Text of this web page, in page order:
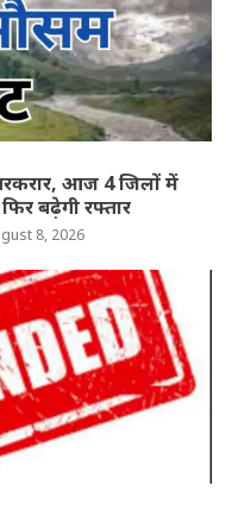
आज 4 जिलों में
बढ़ेगी रफ्तार
8, 2026